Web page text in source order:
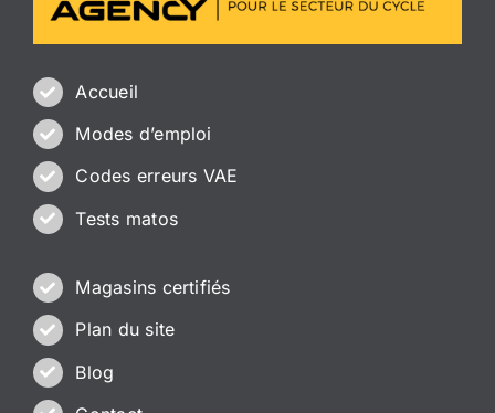
Accueil
Modes d’emploi
Codes erreurs VAE
Tests matos
Magasins certifiés
Plan du site
Blog